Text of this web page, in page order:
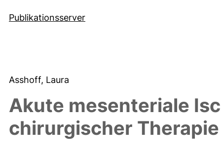
Publikationsserver
Asshoff, Laura
Akute mesenteriale
chirurgischer